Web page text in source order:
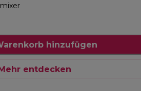
hinzufügen
entdecken